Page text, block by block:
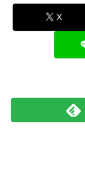
X